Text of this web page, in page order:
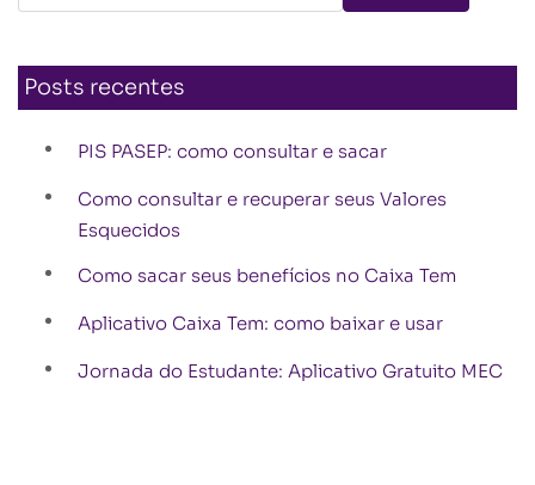
Posts recentes
PIS PASEP: como consultar e sacar
Como consultar e recuperar seus Valores
Esquecidos
Como sacar seus benefícios no Caixa Tem
Aplicativo Caixa Tem: como baixar e usar
Jornada do Estudante: Aplicativo Gratuito MEC